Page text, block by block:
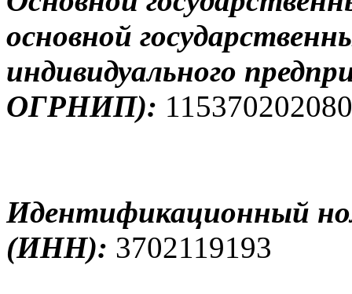
основной
индивидуального
ОГРНИП):
Идентификационный
(ИНН): 3702119193